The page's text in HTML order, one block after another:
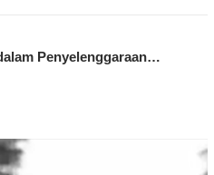
Penyelenggaraan…